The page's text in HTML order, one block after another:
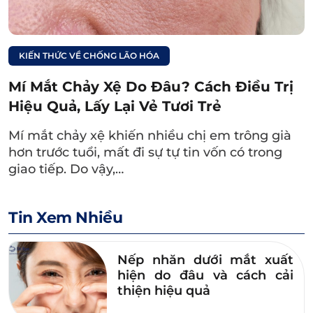
Xem thêm:
Tại sao thức khuya
mắt thâm? Cách khắc
phục vấn đề hiệu quả
KIẾN THỨC VỀ CHỐNG LÃO HÓA
Mí Mắt Chảy Xệ Do Đâu? Cách Điều Trị
Hiệu Quả, Lấy Lại Vẻ Tươi Trẻ
Mí mắt chảy xệ khiến nhiều chị em trông già
hơn trước tuổi, mất đi sự tự tin vốn có trong
giao tiếp. Do vậy,…
Tin Xem Nhiều
Nếp nhăn dưới mắt xuất
hiện do đâu và cách cải
thiện hiệu quả